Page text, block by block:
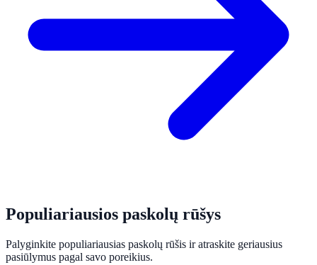
Populiariausios paskolų rūšys
Palyginkite populiariausias paskolų rūšis ir atraskite geriausius
pasiūlymus pagal savo poreikius.